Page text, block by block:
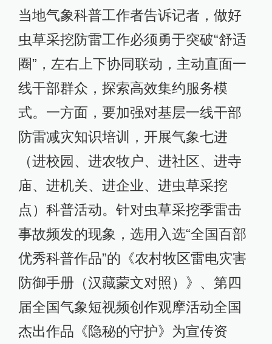
当地气象科普工作者告诉记者，做好
虫草采挖防雷工作必须勇于突破“舒适
圈”，左右上下协同联动，主动直面一
线干部群众，探索高效集约服务模
式。一方面，要加强对基层一线干部
防雷减灾知识培训，开展气象七进
（进校园、进农牧户、进社区、进寺
庙、进机关、进企业、进虫草采挖
点）科普活动。针对虫草采挖季雷击
事故频发的现象，选用入选“全国百部
优秀科普作品”的《农村牧区雷电灾害
防御手册（汉藏蒙文对照）》、第四
届全国气象短视频创作观摩活动全国
杰出作品《隐秘的守护》为宣传资